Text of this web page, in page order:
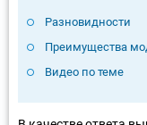
Разновидности
Преимущества
Видео по теме